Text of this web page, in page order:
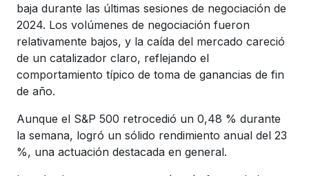
baja durante las últimas sesiones de negociación de
2024. Los volúmenes de negociación fueron
relativamente bajos, y la caída del mercado careció
de un catalizador claro, reflejando el
comportamiento típico de toma de ganancias de fin
de año.
Aunque el S&P 500 retrocedió un 0,48 % durante
la semana, logró un sólido rendimiento anual del 23
%, una actuación destacada en general.